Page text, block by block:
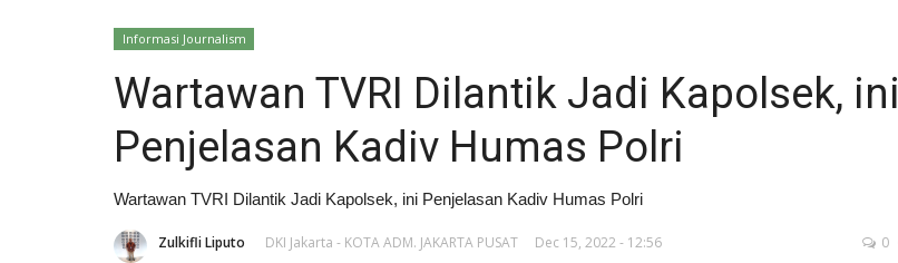
Informasi Journalism
Wartawan TVRI Dilantik Jadi Kapolsek, ini
Penjelasan Kadiv Humas Polri
Wartawan TVRI Dilantik Jadi Kapolsek, ini Penjelasan Kadiv Humas Polri
Zulkifli Liputo DKI Jakarta - KOTA ADM. JAKARTA PUSAT Dec 15, 2022 - 12:56 0